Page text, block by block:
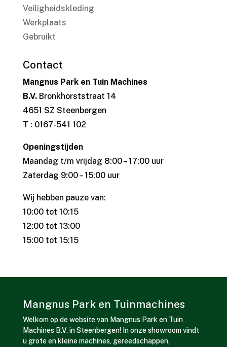
Veiligheidskleding
Werkplaats
Gebruikt
Contact
Mangnus Park en Tuin Machines
B.V.Bronkhorststraat 14
4651 SZ Steenbergen
T : 0167-541 102
Openingstijden
Maandag t/m vrijdag 8:00 – 17:00 uur
Zaterdag 9:00 – 15:00 uur
Wij hebben pauze van:
10:00 tot 10:15
12:00 tot 13:00
15:00 tot 15:15
Mangnus Park en Tuinmachines
Welkom op de website van Mangnus Park en Tuin
Machines B.V. in Steenbergen! In onze showroom vindt
u grote en kleine machines, gereedschappen,